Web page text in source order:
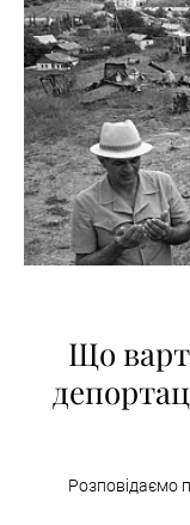
Що
Розповідаємо